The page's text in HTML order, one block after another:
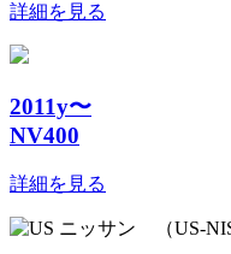
詳細を見る
2011y〜
NV400
詳細を見る